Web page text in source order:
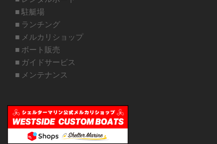
■ 駐艇場
■ ランチング
■ メルカリショップ
■ ボート販売
■ ガイドサービス
■ メンテナンス